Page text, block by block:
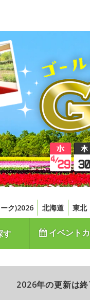
ク)2026 北海道 東北
す イベント
2026年の更新は